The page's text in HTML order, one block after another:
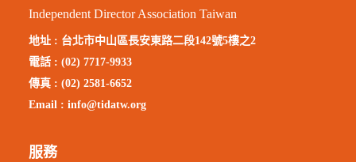
Independent Director Association Taiwan
地址 : 台北市中山區長安東路二段142號5樓之2
電話 : (02) 7717-9933
傳真 : (02) 2581-6652
Email :info@tidatw.org
服務